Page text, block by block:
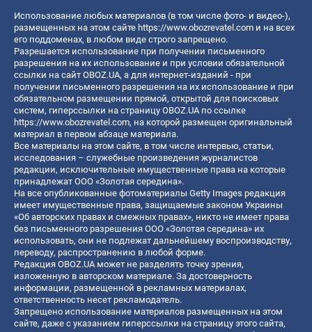
Использование любых материалов (в том числе фото- и видео-),
размещенных на этом сайте https://www.obozrevatel.com и на всех
его поддоменах, в любом виде строго запрещено.
Разрешается использование при получении письменного
разрешения на их использование и при условии обязательной
ссылки на сайт OBOZ.UA, а для интернет-изданий - при
получении письменного разрешения на их использование и при
обязательном размещении прямой, открытой для поисковых
систем, гиперссылки на страницу OBOZ.UA по ссылке
https://www.obozrevatel.com, на которой размещен оригинальный
материал в первом абзаце материала.
Все материалы на этом сайте, в том числе интервью, статьи,
исследования – служебные произведения журналистов
редакции, исключительные имущественные права на которые
принадлежат ООО «Золотая середина».
На все опубликованные фотоматериалы Getty Images редакция
имеет имущественные права, защищаемые законом Украины
«Об авторских правах и смежных правах», никто не имеет права
без письменного разрешения ООО «Золотая середина» их
использовать, они не подлежат дальнейшему воспроизводству,
переводу, распространению в любой форме.
Редакция OBOZ.UA может не разделять точку зрения,
изложенную в авторском материале. За достоверность
информации, размещенной в рекламных материалах,
ответственность несет рекламодатель.
Запрещено использование материалов размещенных на этом
сайте, даже с указанием гиперссылки на страницу этого сайта,